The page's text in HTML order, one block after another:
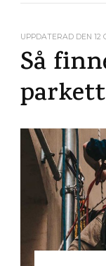
UPPDATERAD DEN 12
Så